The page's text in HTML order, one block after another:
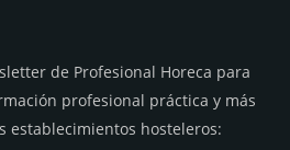
de Profesional Horeca para
profesional práctica y más
establecimientos hosteleros: